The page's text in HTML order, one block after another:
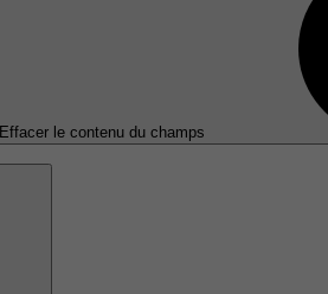
Effacer le contenu du champs